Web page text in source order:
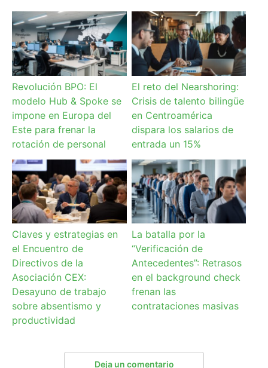
Revolución BPO: El
modelo Hub & Spoke se
impone en Europa del
Este para frenar la
rotación de personal
El reto del Nearshoring:
Crisis de talento bilingüe
en Centroamérica
dispara los salarios de
entrada un 15%
Claves y estrategias en
el Encuentro de
Directivos de la
Asociación CEX:
Desayuno de trabajo
sobre absentismo y
productividad
La batalla por la
“Verificación de
Antecedentes”: Retrasos
en el background check
frenan las
contrataciones masivas
Deja un comentario